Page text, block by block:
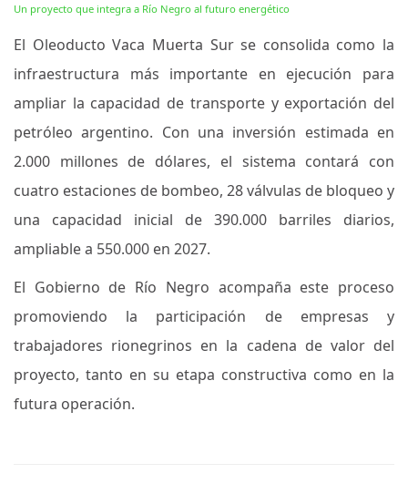
Un proyecto que integra a Río Negro al futuro energético
El Oleoducto Vaca Muerta Sur se consolida como la
infraestructura más importante en ejecución para
ampliar la capacidad de transporte y exportación del
petróleo argentino. Con una inversión estimada en
2.000 millones de dólares, el sistema contará con
cuatro estaciones de bombeo, 28 válvulas de bloqueo y
una capacidad inicial de 390.000 barriles diarios,
ampliable a 550.000 en 2027.
El Gobierno de Río Negro acompaña este proceso
promoviendo la participación de empresas y
trabajadores rionegrinos en la cadena de valor del
proyecto, tanto en su etapa constructiva como en la
futura operación.